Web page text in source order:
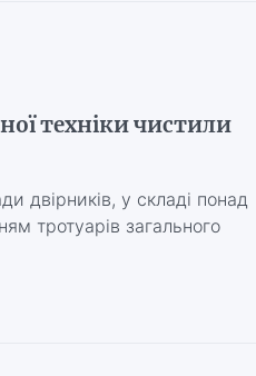
техніки чистили
двірників, у складі понад
тротуарів загального